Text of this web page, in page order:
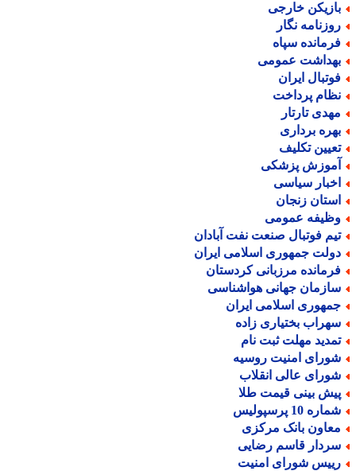
خارجی
نگار
سپاه
عمومی
ایران
پرداخت
تارتار
برداری
تکلیف
پزشکی
سیاسی
زنجان
عمومی
فوتبال صنعت نفت آبادان
جمهوری اسلامی ایران
مرزبانی کردستان
جهانی هواشناسی
اسلامی ایران
بختیاری زاده
مهلت ثبت نام
امنیت روسیه
عالی انقلاب
بینی قیمت طلا
10 پرسپولیس
بانک مرکزی
قاسم رضایی
شورای امنیت